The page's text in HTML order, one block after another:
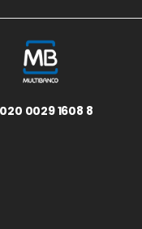
0029 1608 8